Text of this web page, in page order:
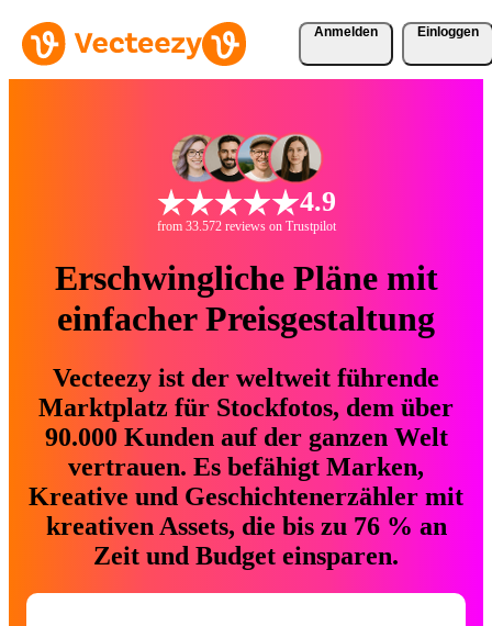
Anmelden Einloggen
4.9
from 33.572 reviews on Trustpilot
Erschwingliche Pläne mit
einfacher Preisgestaltung
Vecteezy ist der weltweit führende
Marktplatz für Stockfotos, dem über
90.000 Kunden auf der ganzen Welt
vertrauen. Es befähigt Marken,
Kreative und Geschichtenerzähler mit
kreativen Assets, die bis zu 76 % an
Zeit und Budget einsparen.